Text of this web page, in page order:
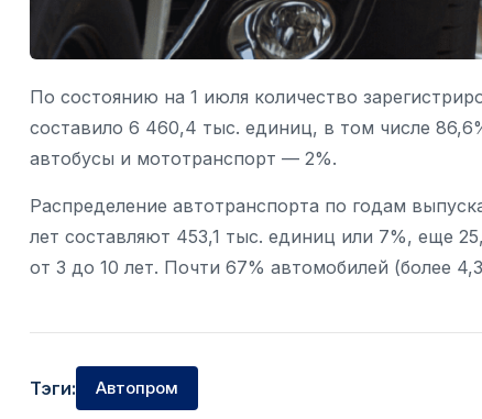
По состоянию на 1 июля количество
составило 6 460,4 тыс. единиц, в том числе
автобусы и мототранспорт — 2%.
Распределение автотранспорта по годам
лет составляют 453,1 тыс. единиц или 7%, еще
от 3 до 10 лет. Почти 67% автомобилей (более
Тэги: Автопром